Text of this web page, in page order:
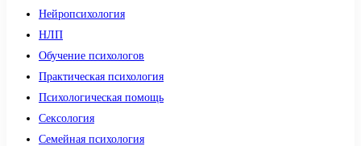
Нейропсихология
НЛП
Обучение психологов
Практическая психология
Психологическая помощь
Сексология
Семейная психология